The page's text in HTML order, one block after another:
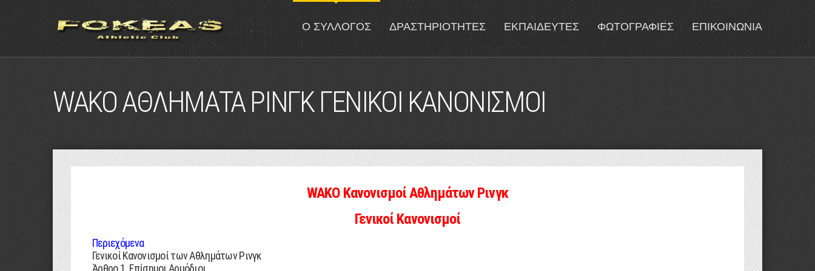
Ο ΣΥΛΛΟΓΟΣ ΔΡΑΣΤΗΡΙΟΤΗΤΕΣ ΕΚΠΑΙΔΕΥΤΕΣ ΦΩΤΟΓΡΑΦΙΕΣ ΕΠΙΚΟΙΝΩΝΙΑ
WAKO ΑΘΛΗΜΑΤΑ ΡΙΝΓΚ ΓΕΝΙΚΟΙ ΚΑΝΟΝΙΣΜΟΙ
WAKO Κανονισμοί Αθλημάτων Ρινγκ
Γενικοί Κανονισμοί
Περιεχόμενα
Γενικοί Κανονισµοί των Αθληµάτων Ρινγκ
Άρθρο 1. Επίσηµοι Αρµόδιοι